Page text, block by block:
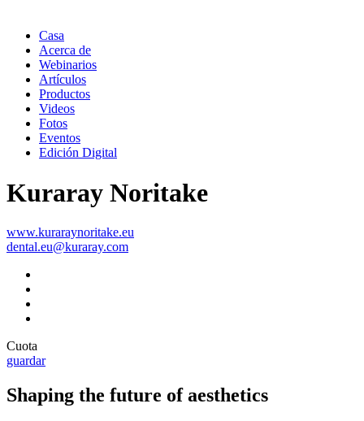
Casa
Acerca de
Webinarios
Artículos
Productos
Videos
Fotos
Eventos
Edición Digital
Kuraray Noritake
www.kuraraynoritake.eu
dental.eu@kuraray.com
Cuota
guardar
Shaping the future of aesthetics